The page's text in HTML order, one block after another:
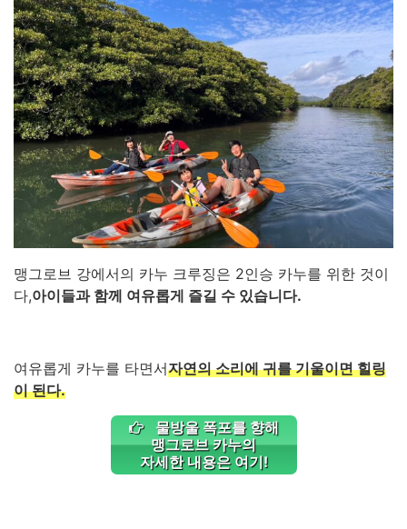
맹그로브 강에서의 카누 크루징은 2인승 카누를 위한 것이
다,아이들과 함께 여유롭게 즐길 수 있습니다.
여유롭게 카누를 타면서자연의 소리에 귀를 기울이면 힐링
이 된다.
물방울 폭포를 향해
맹그로브 카누의
자세한 내용은 여기!